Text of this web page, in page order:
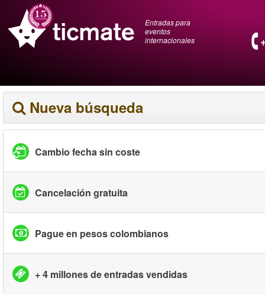
Entradas para
eventos
internacionales
Nueva búsqueda
Cambio fecha sin coste
Cancelación gratuita
Pague en pesos colombianos
+ 4 millones de entradas vendidas